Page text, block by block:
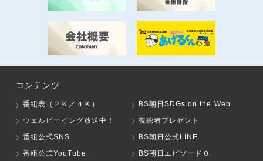
コンテンツ
番組表（２Ｋ／４Ｋ）
BS朝日SDGs on the Web
ウェルビーイング放送中！
視聴者プレゼント
番組公式SNS
BS朝日公式LINE
番組公式YouTube
BS朝日エピソード０